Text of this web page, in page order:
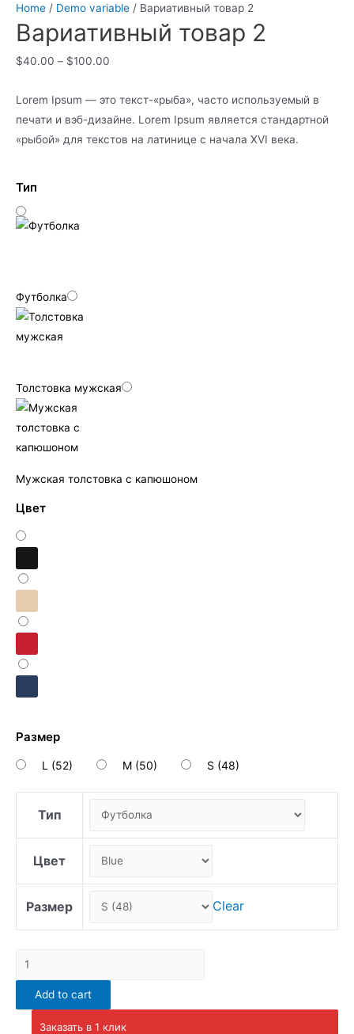
Home / Demo variable / Вариативный товар 2
Вариативный товар 2
$40.00 – $100.00
Lorem Ipsum — это текст-«рыба», часто используемый в
печати и вэб-дизайне. Lorem Ipsum является стандартной
«рыбой» для текстов на латинице с начала XVI века.
Тип
Футболка
Толстовка мужская
Мужская толстовка с капюшоном
Цвет
Размер
L (52) M (50) S (48)
Тип
Цвет
Размер Clear
Вариативный
товар
Add to cart
Заказать в 1 клик